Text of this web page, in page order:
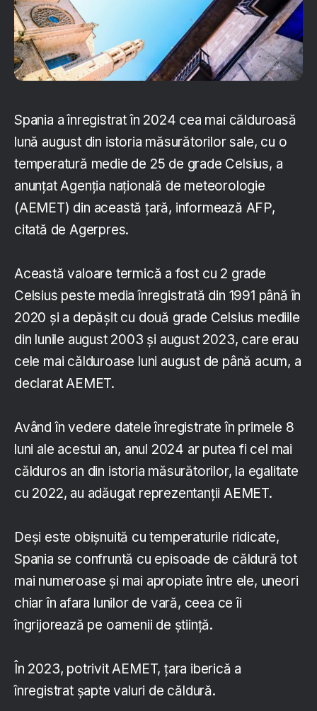
Spania a înregistrat în 2024 cea mai călduroasă
lună august din istoria măsurătorilor sale, cu o
temperatură medie de 25 de grade Celsius, a
anunţat Agenţia naţională de meteorologie
(AEMET) din această ţară, informează AFP,
citată de Agerpres.
Această valoare termică a fost cu 2 grade
Celsius peste media înregistrată din 1991 până în
2020 şi a depăşit cu două grade Celsius mediile
din lunile august 2003 şi august 2023, care erau
cele mai călduroase luni august de până acum, a
declarat AEMET.
Având în vedere datele înregistrate în primele 8
luni ale acestui an, anul 2024 ar putea fi cel mai
călduros an din istoria măsurătorilor, la egalitate
cu 2022, au adăugat reprezentanţii AEMET.
Deşi este obişnuită cu temperaturile ridicate,
Spania se confruntă cu episoade de căldură tot
mai numeroase şi mai apropiate între ele, uneori
chiar în afara lunilor de vară, ceea ce îi
îngrijorează pe oamenii de ştiinţă.
În 2023, potrivit AEMET, ţara iberică a
înregistrat şapte valuri de căldură.